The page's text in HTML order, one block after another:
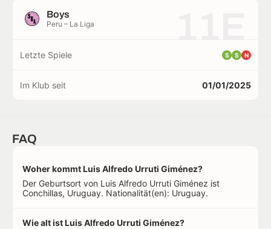
Boys
Peru – La Liga
Letzte Spiele S S N
Im Klub seit 01/01/2025
FAQ
Woher kommt Luis Alfredo Urruti Giménez?
Der Geburtsort von Luis Alfredo Urruti Giménez ist
Conchillas, Uruguay. Nationalität(en): Uruguay.
Wie alt ist Luis Alfredo Urruti Giménez?